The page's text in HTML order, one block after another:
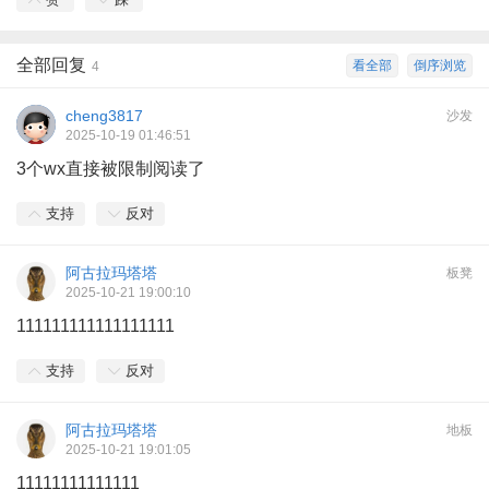
倒序浏览
看全部
全部回复 4
沙发
cheng3817
2025-10-19 01:46:51
3个wx直接被限制阅读了
支持 反对
板凳
阿古拉玛塔塔
2025-10-21 19:00:10
111111111111111111
支持 反对
地板
阿古拉玛塔塔
2025-10-21 19:01:05
11111111111111